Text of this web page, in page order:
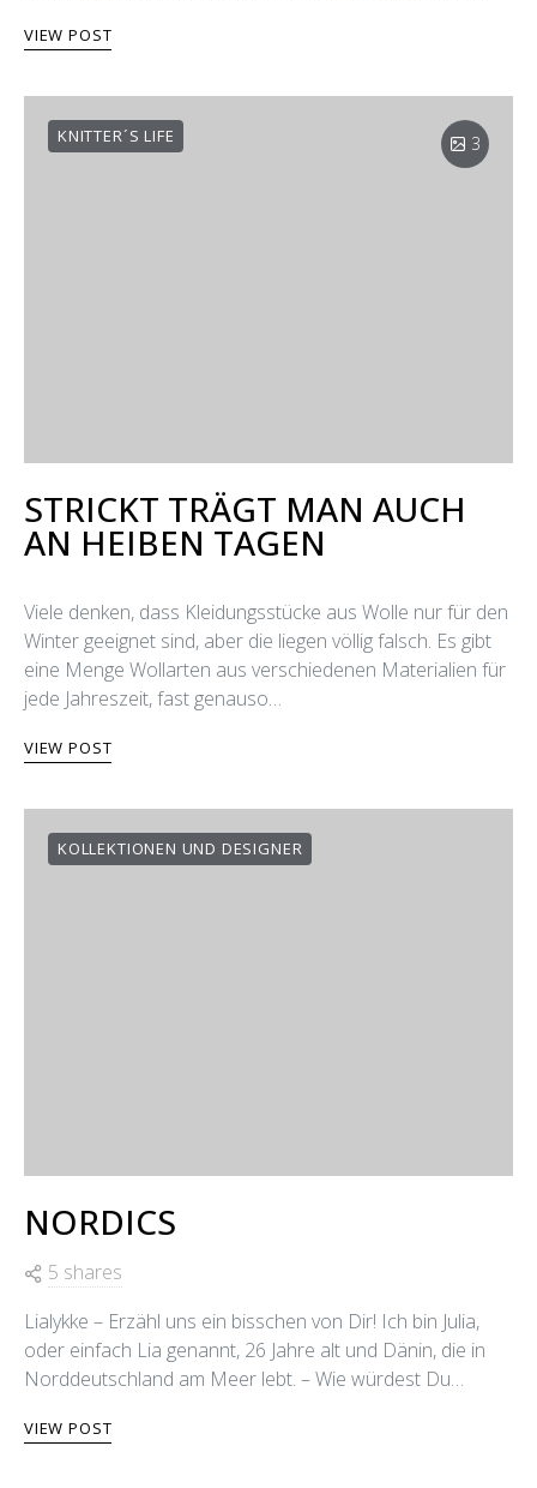
VIEW POST
KNITTER´S LIFE 3
STRICKT TRÄGT MAN AUCH
AN HEIΒEN TAGEN
Viele denken, dass Kleidungsstücke aus Wolle nur für den
Winter geeignet sind, aber die liegen völlig falsch. Es gibt
eine Menge Wollarten aus verschiedenen Materialien für
jede Jahreszeit, fast genauso…
VIEW POST
KOLLEKTIONEN UND DESIGNER
NORDICS
5 shares
Lialykke – Erzähl uns ein bisschen von Dir! Ich bin Julia,
oder einfach Lia genannt, 26 Jahre alt und Dänin, die in
Norddeutschland am Meer lebt. – Wie würdest Du…
VIEW POST